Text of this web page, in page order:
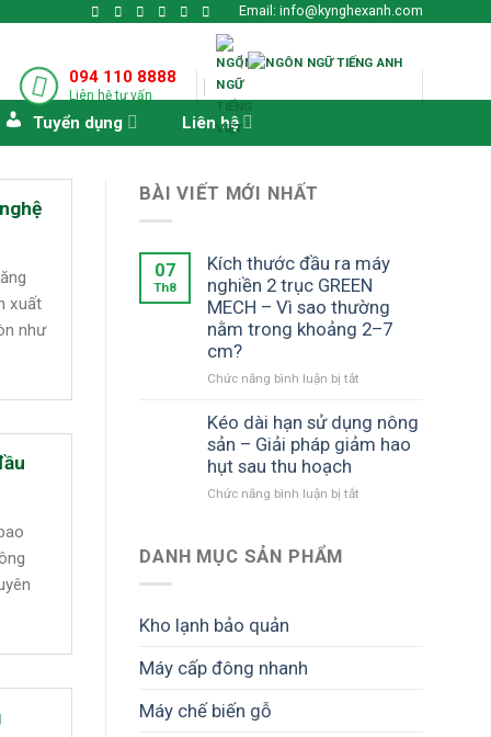
Email: info@kynghexanh.com
094 110 8888
Liên hệ tư vấn
|
Tuyển dụng Liên hệ
xuất
như
BÀI VIẾT MỚI NHẤT
07
Th8
Kích thước đầu ra máy
nghiền 2 trục GREEN
MECH – Vì sao thường
nằm trong khoảng 2–7
cm?
Chức năng bình luận bị tắt
thước
đầu
ra
Kéo dài hạn sử dụng nông
sản – Giải pháp giảm hao
hụt sau thu hoạch
Chức năng bình luận bị tắt
DANH MỤC SẢN PHẨM
Kho lạnh bảo quản
Máy cấp đông nhanh
Máy chế biến gỗ